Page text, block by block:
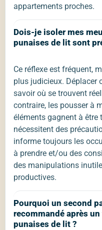
appartements proches.
Dois-je isoler mes
punaises de lit sont
Ce réflexe est fréquent,
plus judicieux. Déplacer
savoir où se trouvent
contraire, les pousser à
éléments gagnent à être
nécessitent des
informe toujours les
à prendre et/ou des
des manipulations
productives.
Pourquoi un second
recommandé après
punaises de lit ?